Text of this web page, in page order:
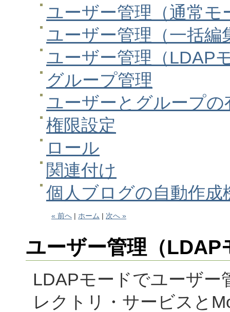
ユーザー管理（通常モ
ユーザー管理（一括編
ユーザー管理（LDAP
グループ管理
ユーザーとグループの
権限設定
ロール
関連付け
個人ブログの自動作成
« 前へ | ホーム | 次へ »
ユーザー管理（LDAP
LDAPモードでユーザー
レクトリ・サービスと